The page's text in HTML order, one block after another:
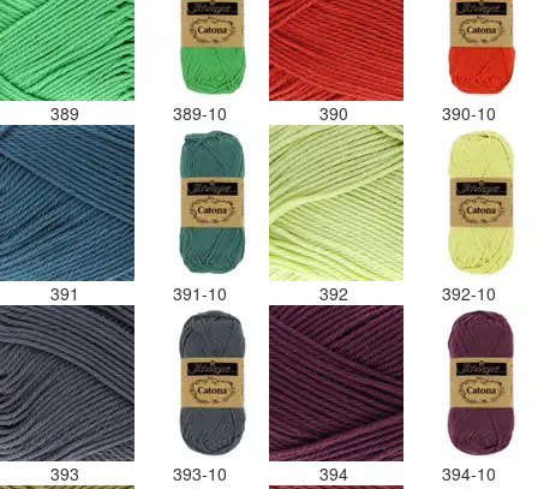
389 389-10 390 390-10
391 391-10 392 392-10
393 393-10 394 394-10